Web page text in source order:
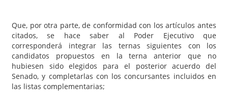
Que, por otra parte, de conformidad con los artículos antes
citados, se hace saber al Poder Ejecutivo que
corresponderá integrar las ternas siguientes con los
candidatos propuestos en la terna anterior que no
hubiesen sido elegidos para el posterior acuerdo del
Senado, y completarlas con los concursantes incluidos en
las listas complementarias;